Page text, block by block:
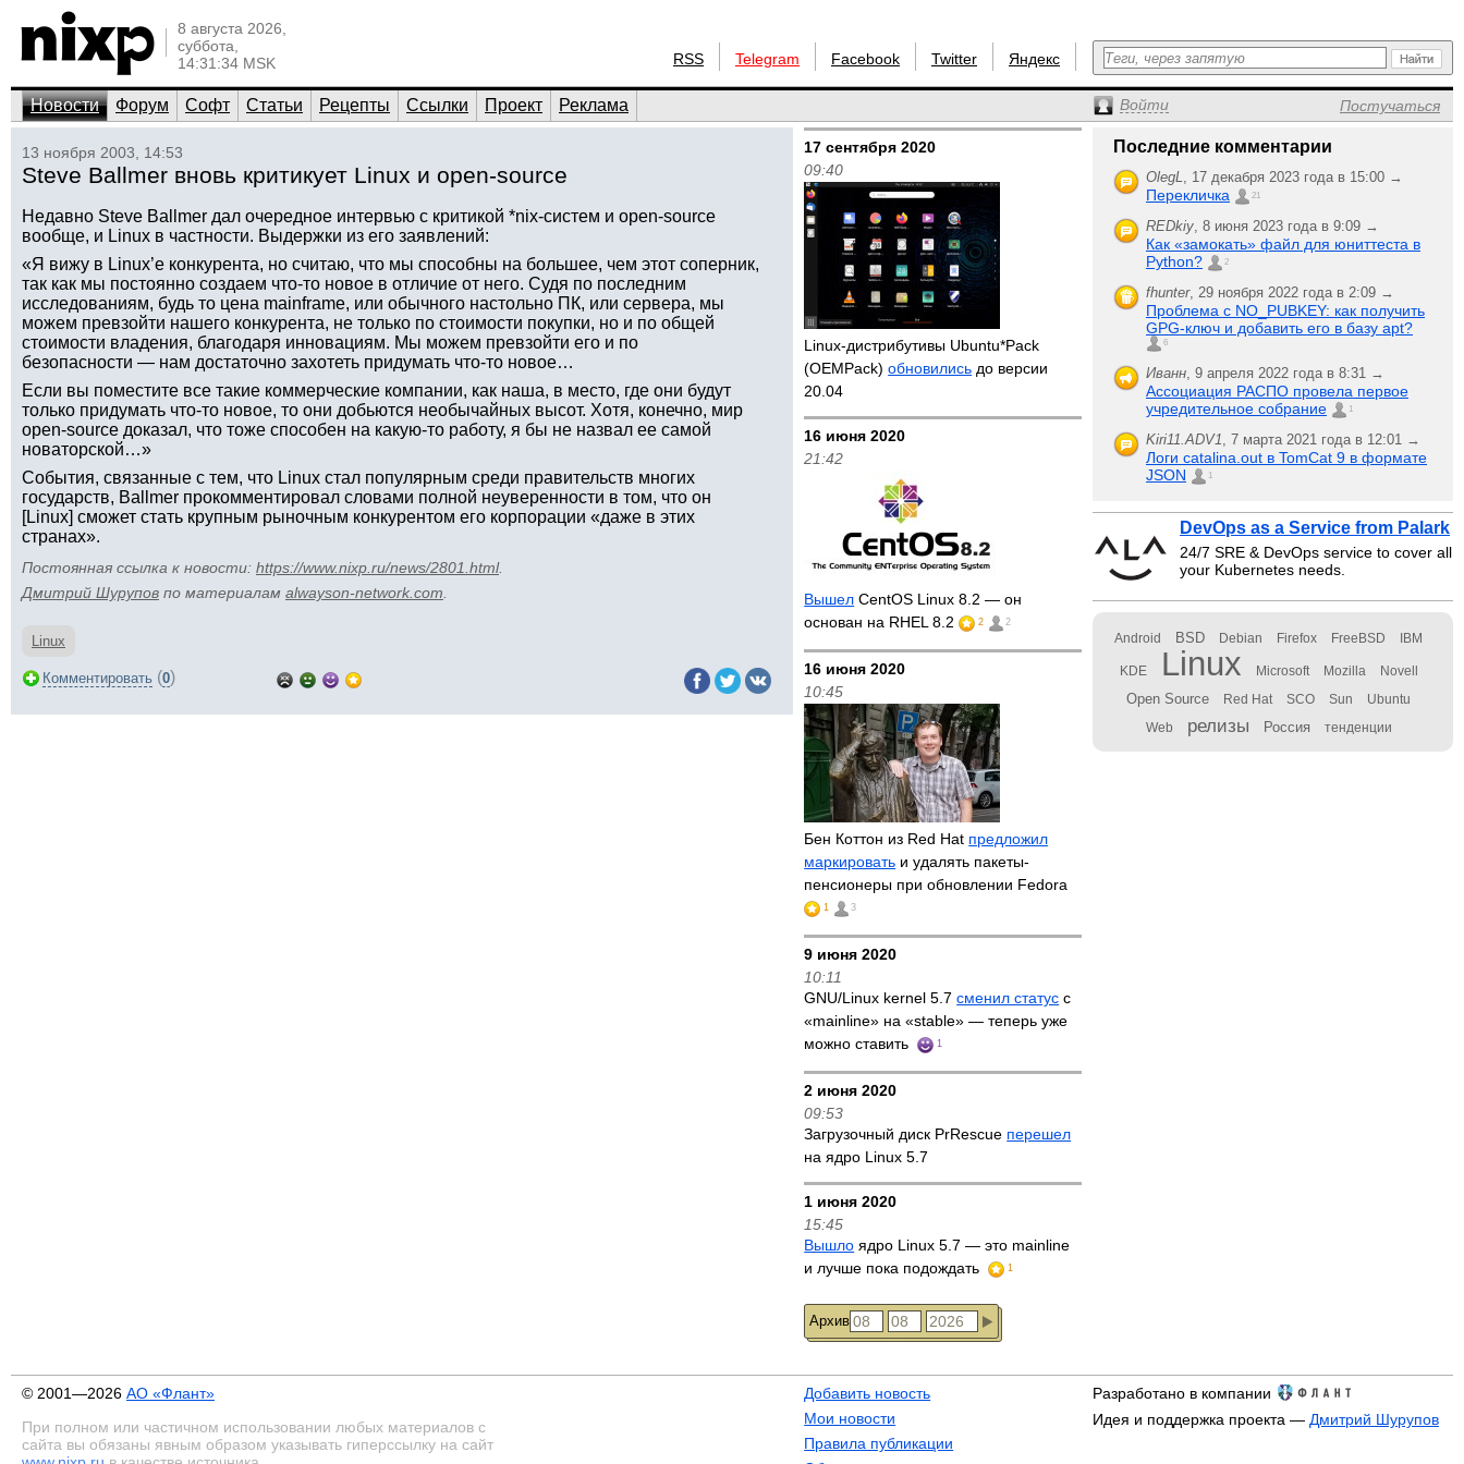
8 августа 2026,
суббота,
14:31:34 MSK
RSS Telegram Facebook Twitter Яндекс
Новости Форум Софт Статьи Рецепты Ссылки Проект Реклама Войти Постучаться
13 ноября 2003, 14:53
Steve Ballmer вновь критикует Linux и open-source
Недавно Steve Ballmer дал очередное интервью с критикой *nix-систем и open-source
вообще, и Linux в частности. Выдержки из его заявлений:
«Я вижу в Linux’е конкурента, но считаю, что мы способны на большее, чем этот соперник,
так как мы постоянно создаем что-то новое в отличие от него. Судя по последним
исследованиям, будь то цена mainframe, или обычного настольно ПК, или сервера, мы
можем превзойти нашего конкурента, не только по стоимости покупки, но и по общей
стоимости владения, благодаря инновациям. Мы можем превзойти его и по
безопасности — нам достаточно захотеть придумать что-то новое…
Если вы поместите все такие коммерческие компании, как наша, в место, где они будут
только придумать что-то новое, то они добьются необычайных высот. Хотя, конечно, мир
open-source доказал, что тоже способен на какую-то работу, я бы не назвал ее самой
новаторской…»
События, связанные с тем, что Linux стал популярным среди правительств многих
государств, Ballmer прокомментировал словами полной неуверенности в том, что он
[Linux] сможет стать крупным рыночным конкурентом его корпорации «даже в этих
странах».
Постоянная ссылка к новости: https://www.nixp.ru/news/2801.html.
Дмитрий Шурупов по материалам alwayson-network.com
Linux
Комментировать (0)
17 сентября 2020
09:40
Linux-дистрибутивы Ubuntu*Pack
(OEMPack)обновились до версии
20.04
16 июня 2020
21:42
Вышел CentOS Linux 8.2 — он
основан на RHEL 8.2
2 2
16 июня 2020
10:45
Бен Коттон из Red Hat предложил
маркировать и удалять пакеты-
пенсионеры при обновлении Fedora
1 3
9 июня 2020
10:11
GNU/Linux kernel 5.7сменил статус с
«mainline» на «stable» — теперь уже
можно ставить
1
2 июня 2020
09:53
Загрузочный диск PrRescue перешел
на ядро Linux 5.7
1 июня 2020
15:45
Вышло ядро Linux 5.7 — это mainline
и лучше пока подождать
1
Архив
Последние комментарии
OlegL, 17 декабря 2023 года в 15:00 →
Перекличка 21
REDkiy, 8 июня 2023 года в 9:09 →
Как «замокать» файл для юниттеста в
Python?
2
fhunter, 29 ноября 2022 года в 2:09 →
Проблема с NO_PUBKEY: как получить
GPG-ключ и добавить его в базу apt?
6
Иванн, 9 апреля 2022 года в 8:31 →
Ассоциация РАСПО провела первое
учредительное собрание
1
Kiri11.ADV1, 7 марта 2021 года в 12:01 →
Логи catalina.out в TomCat 9 в формате
JSON
1
DevOps as a Service from Palark
24/7 SRE & DevOps service to cover all
your Kubernetes needs.
Android BSD Debian Firefox FreeBSD IBM
KDE Linux Microsoft Mozilla Novell
Open Source Red Hat SCO Sun Ubuntu
Web релизы Россия тенденции
© 2001—2026 АО «Флант»
При полном или частичном использовании любых материалов с
сайта вы обязаны явным образом указывать гиперссылку на сайт
Добавить новость
Мои новости
Правила публикации
Разработано в компании
Идея и поддержка проекта — Дмитрий Шурупов